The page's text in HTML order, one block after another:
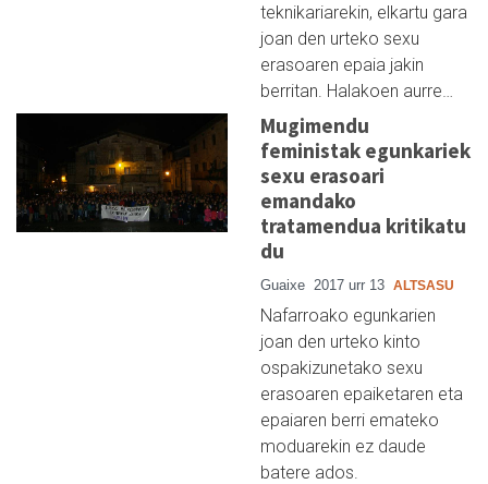
teknikariarekin, elkartu gara
joan den urteko sexu
erasoaren epaia jakin
berritan. Halakoen aurre…
Mugimendu
feministak egunkariek
sexu erasoari
emandako
tratamendua kritikatu
du
Guaixe 2017 urr 13 ALTSASU
Nafarroako egunkarien
joan den urteko kinto
ospakizunetako sexu
erasoaren epaiketaren eta
epaiaren berri emateko
moduarekin ez daude
batere ados.